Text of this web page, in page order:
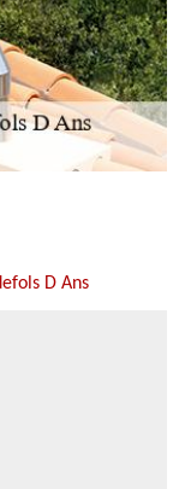
D Ans